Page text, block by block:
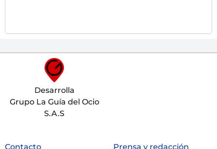
Desarrolla
Grupo La Guía del Ocio
S.A.S
Contacto
Prensa y redacción